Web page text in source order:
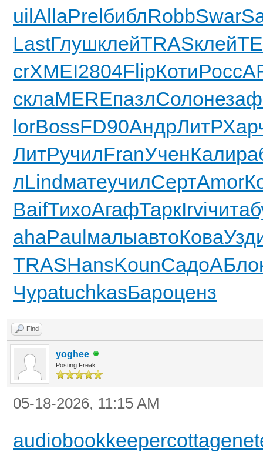
uilAllaPrelбиблRobbSwar
LastГлушклейTRASклей
crXMEI2804FlipКотиРосс
склаMEREпазлСолонеза
lorBossFD90АндрЛитР
ЛитРучилFranУченКали
лLindматеучилСертAmor
BaifТихоАгафТаркIrviчита
ahaPaulмалыавтоКова
TRASHansKounСадоАБло
ЧураtuchkasБароценз
Find
yoghee
Posting Freak
05-18-2026, 11:15 AM
audiobookkeepercottagenet